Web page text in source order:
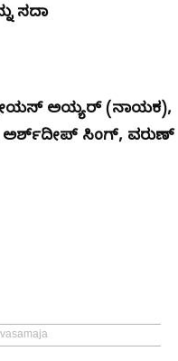
ಸದಾ
ಅಯ್ಯರ್ (ನಾಯಕ),
ಅರ್ಶ್‌ದೀಪ್ ಸಿಂಗ್, ವರುಣ್